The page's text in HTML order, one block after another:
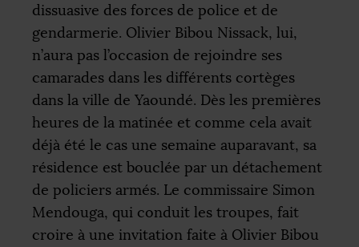
dissuasive des forces de police et de
gendarmerie. Olivier Bibou Nissack, lui,
n’aura pas l’occasion de rejoindre ses
camarades dans les différents cortèges
dans la ville de Yaoundé. Dès les premières
heures de la matinée et comme cela avait
déjà été le cas une semaine auparavant, sa
résidence est bouclée par un détachement
de policiers armés. Le commissaire Simon
Mendouga, qui conduit les troupes, fait
croire à une invitation faite à Olivier Bibou